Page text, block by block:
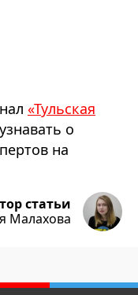
«Тульская
о
на
статьи
Малахова